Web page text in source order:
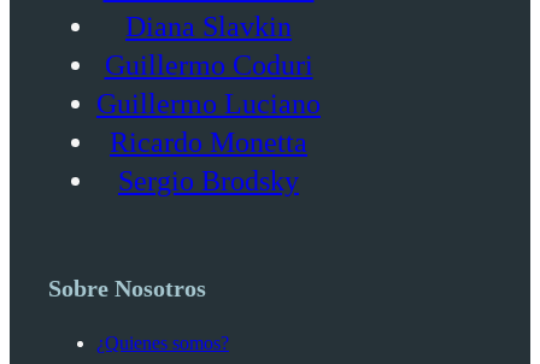
Diana Slavkin
Guillermo Coduri
Guillermo Luciano
Ricardo Monetta
Sergio Brodsky
Sobre Nosotros
¿Quienes somos?